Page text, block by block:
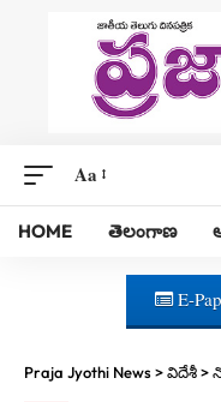
Aa
HOME తెలంగాణ
E-
Praja Jyothi News>విదేశీ>